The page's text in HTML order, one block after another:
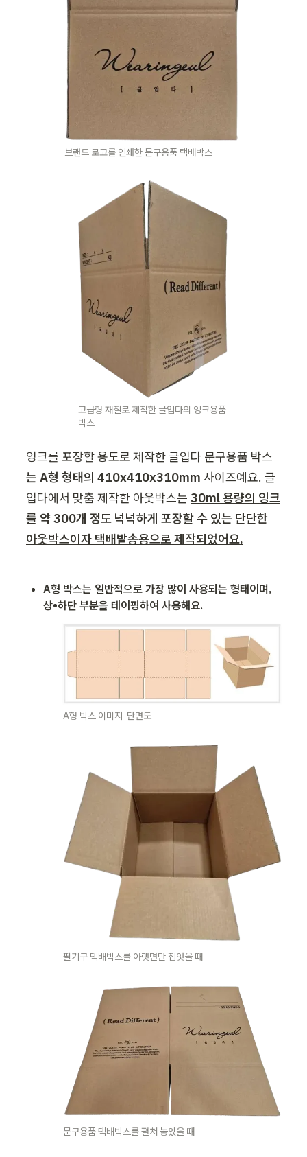
브랜드 로고를 인쇄한 문구용품 택배박스
고급형 재질로 제작한 글입다의 잉크용품
박스
잉크를 포장할 용도로 제작한 글입다 문구용품 박스
는 A형 형태의 410x410x310mm 사이즈예요. 글
입다에서 맞춤 제작한 아웃박스는 30ml 용량의 잉크
를 약 300개 정도 넉넉하게 포장할 수 있는 단단한
아웃박스이자 택배발송용으로 제작되었어요.
A형 박스는 일반적으로 가장 많이 사용되는 형태이며,
상•하단 부분을 테이핑하여 사용해요.
A형 박스 이미지  단면도
필기구 택배박스를 아랫면만 접엇을 때
문구용품 택배박스를 펼쳐 놓았을 때